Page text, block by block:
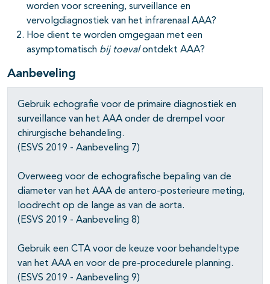
worden voor screening, surveillance en
vervolgdiagnostiek van het infrarenaal AAA?
Hoe dient te worden omgegaan met een
asymptomatisch bij toevalontdekt AAA?
Aanbeveling
Gebruik echografie voor de primaire diagnostiek en
surveillance van het AAA onder de drempel voor
chirurgische behandeling.
(ESVS 2019 - Aanbeveling 7)
Overweeg voor de echografische bepaling van de
diameter van het AAA de antero-posterieure meting,
loodrecht op de lange as van de aorta.
(ESVS 2019 - Aanbeveling 8)
Gebruik een CTA voor de keuze voor behandeltype
van het AAA en voor de pre-procedurele planning.
(ESVS 2019 - Aanbeveling 9)